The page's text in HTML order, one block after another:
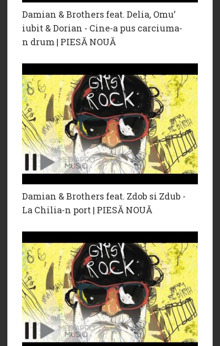
Damian & Brothers feat. Delia, Omu’
iubit & Dorian - Cine-a pus carciuma-
n drum | PIESĂ NOUĂ
Damian & Brothers feat. Zdob si Zdub -
La Chilia-n port | PIESĂ NOUĂ